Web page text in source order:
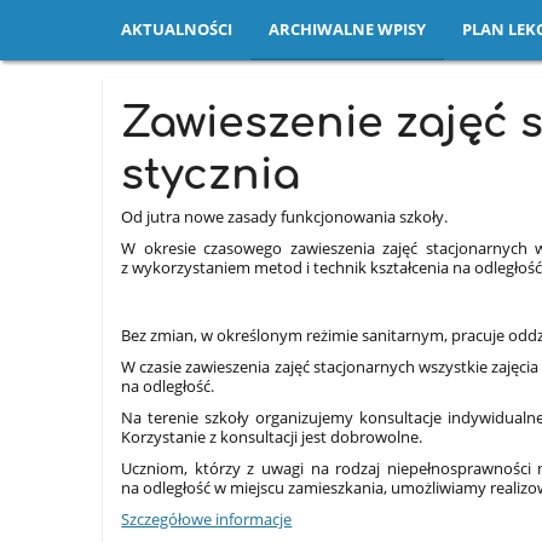
AKTUALNOŚCI ARCHIWALNE WPISY PLAN
Archiwalne
wpisy
Zawieszenie zajęć
stycznia
Od jutra nowe zasady funkcjonowania szkoły.
W okresie czasowego zawieszenia zajęć stacjonarnych
z wykorzystaniem metod i technik kształcenia na
Bez zmian, w określonym reżimie sanitarnym, pracuje
W czasie zawieszenia zajęć stacjonarnych wszystkie
na odległość.
Na terenie szkoły organizujemy konsultacje
Korzystanie z konsultacji jest dobrowolne.
Uczniom, którzy z uwagi na rodzaj
na odległość w miejscu zamieszkania, umożliwiamy
Szczegółowe informacje